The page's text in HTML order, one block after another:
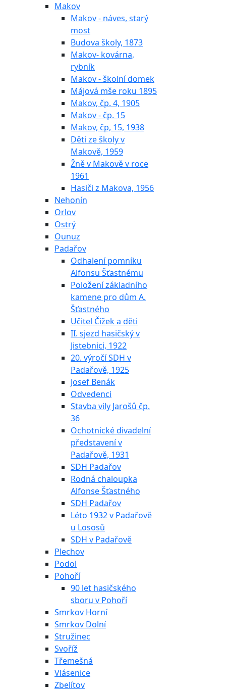
Makov
Makov - náves, starý
most
Budova školy, 1873
Makov- kovárna,
rybník
Makov - školní domek
Májová mše roku 1895
Makov, čp. 4, 1905
Makov - čp. 15
Makov, čp, 15, 1938
Děti ze školy v
Makově, 1959
Žně v Makově v roce
1961
Hasiči z Makova, 1956
Nehonín
Orlov
Ostrý
Ounuz
Padařov
Odhalení pomníku
Alfonsu Šťastnému
Položení základního
kamene pro dům A.
Šťastného
Učitel Čížek a děti
II. sjezd hasičský v
Jistebnici, 1922
20. výročí SDH v
Padařově, 1925
Josef Benák
Odvedenci
Stavba vily Jarošů čp.
36
Ochotnické divadelní
představení v
Padařově, 1931
SDH Padařov
Rodná chaloupka
Alfonse Šťastného
SDH Padařov
Léto 1932 v Padařově
u Lososů
SDH v Padařově
Plechov
Podol
Pohoří
90 let hasičského
sboru v Pohoří
Smrkov Horní
Smrkov Dolní
Stružinec
Svoříž
Třemešná
Vlásenice
Zbelítov